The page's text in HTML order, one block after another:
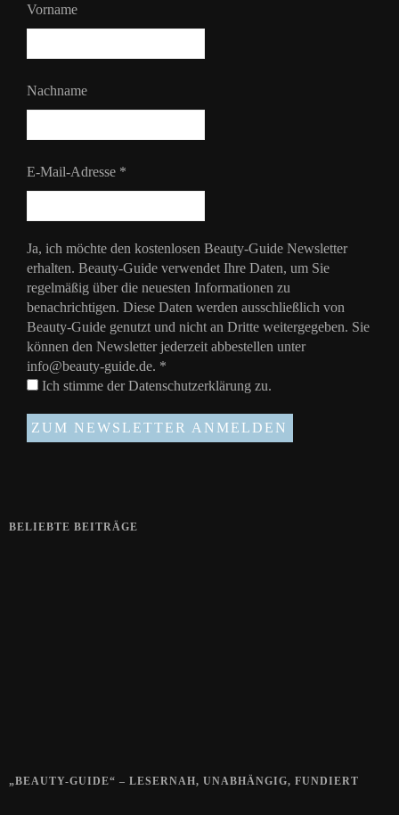
Vorname
Nachname
E-Mail-Adresse *
Ja, ich möchte den kostenlosen Beauty-Guide Newsletter
erhalten. Beauty-Guide verwendet Ihre Daten, um Sie
regelmäßig über die neuesten Informationen zu
benachrichtigen. Diese Daten werden ausschließlich von
Beauty-Guide genutzt und nicht an Dritte weitergegeben. Sie
können den Newsletter jederzeit abbestellen unter
info@beauty-guide.de. *
Ich stimme derDatenschutzerklärung zu.
BELIEBTE BEITRÄGE
„BEAUTY-GUIDE“ – LESERNAH, UNABHÄNGIG, FUNDIERT